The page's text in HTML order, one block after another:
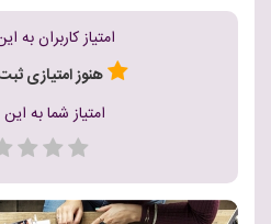
امتیاز کاربران
هنوز امتیازی
امتیاز شما به